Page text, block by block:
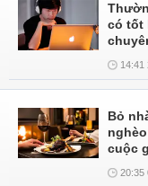
có tốt
14:41
Bỏ
cuộc
20:35